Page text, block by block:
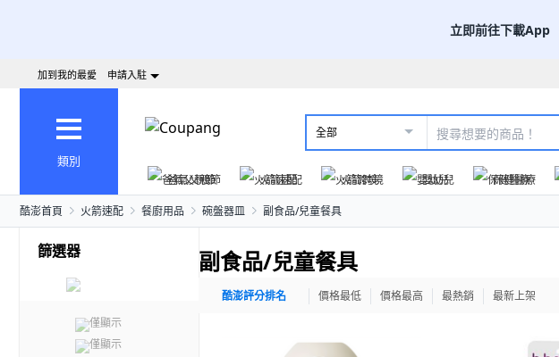
立即前往下載App
加到我的最愛 申請入駐
類別
全部
爸氣父親節
火箭速配 火箭跨境 嬰幼兒 保健醫療
酷澎首頁 火箭速配 餐廚用品 碗盤器皿 副食品/兒童餐具
篩選器
僅顯示
僅顯示
副食品/兒童餐具
酷澎評分排名 價格最低 價格最高 最熱銷 最新上架